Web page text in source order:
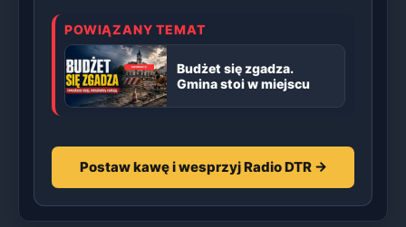
POWIĄZANY TEMAT
Budżet się zgadza.
Gmina stoi w miejscu
Postaw kawę i wesprzyj Radio DTR →